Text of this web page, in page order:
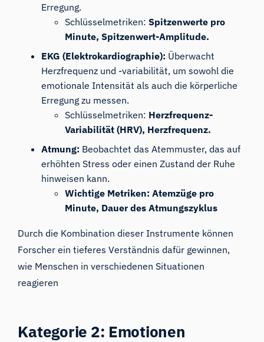
Erregung.
Schlüsselmetriken:Spitzenwerte pro
Minute, Spitzenwert-Amplitude.
EKG (Elektrokardiographie): Überwacht
Herzfrequenz und -variabilität, um sowohl die
emotionale Intensität als auch die körperliche
Erregung zu messen.
Schlüsselmetriken: Herzfrequenz-
Variabilität (HRV), Herzfrequenz.
Atmung: Beobachtet das Atemmuster, das auf
erhöhten Stress oder einen Zustand der Ruhe
hinweisen kann.
Wichtige Metriken: Atemzüge pro
Minute, Dauer des Atmungszyklus
Durch die Kombination dieser Instrumente können
Forscher ein tieferes Verständnis dafür gewinnen,
wie Menschen in verschiedenen Situationen
reagieren
Kategorie 2: Emotionen